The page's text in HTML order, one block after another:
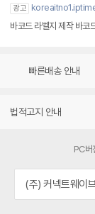
광고
바코드
빠른배송 안내
법적고지 안내
PC버
(주) 커넥트웨이